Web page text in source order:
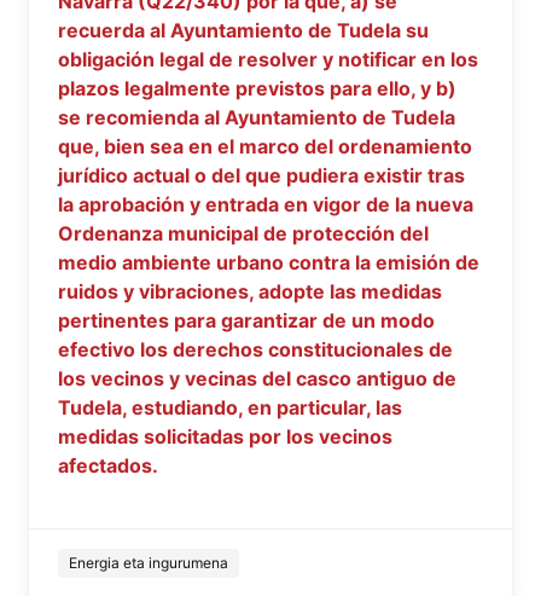
recuerda al Ayuntamiento de Tudela su
obligación legal de resolver y notificar en los
plazos legalmente previstos para ello, y b)
se recomienda al Ayuntamiento de Tudela
que, bien sea en el marco del ordenamiento
jurídico actual o del que pudiera existir tras
la aprobación y entrada en vigor de la nueva
Ordenanza municipal de protección del
medio ambiente urbano contra la emisión de
ruidos y vibraciones, adopte las medidas
pertinentes para garantizar de un modo
efectivo los derechos constitucionales de
los vecinos y vecinas del casco antiguo de
Tudela, estudiando, en particular, las
medidas solicitadas por los vecinos
afectados.
Energia eta ingurumena